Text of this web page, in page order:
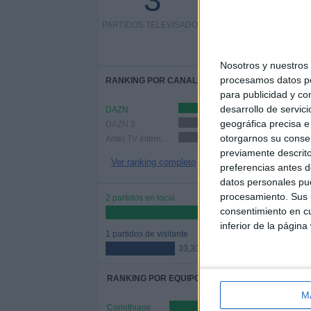
Nosotros y
procesamos datos
para publicidad y
desarrollo de
geográfica precisa
otorgarnos su
previamente
preferencias antes
datos personales
procesamiento.
consentimiento en
inferior de la página
PARTIDOS TELEVISADOS
RANKING POR CANALES
DAZN
2
DAZN 3
2
1 (33,33%)
Ver ranking completo
2 partidos en local
66,67%
1 partidos de visitante
33,33%
RANKING POR EQUIPOS
Corinthians 2 (66,67%)